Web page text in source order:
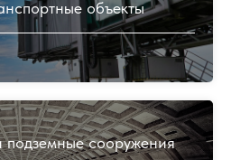
объекты
подземные сооружения